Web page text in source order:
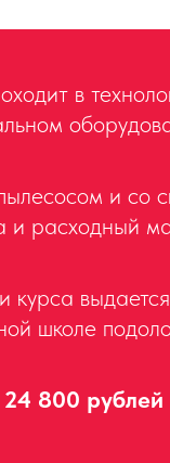
в
и со
и расходный
курса
школе
800 рублей